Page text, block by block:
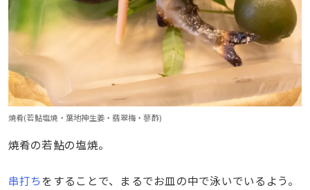
焼肴(若鮎塩焼・葉地神生姜・翡翠梅・蓼酢)
焼肴の若鮎の塩焼。
串打ちをすることで、まるでお皿の中で泳いでいるよう。